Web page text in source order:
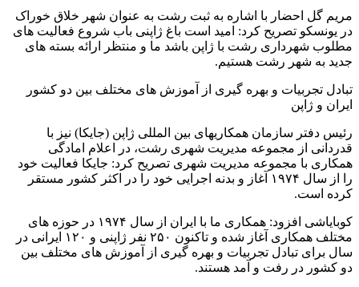
مریم گل احضار با اشاره به ثبت رشت به عنوان شهر خلاق خوراک
در یونسکو تصریح کرد: امید است باغ ژاپنی باب شروع فعالیت های
مطلوب شهرداری رشت با ژاپن باشد ما و منتظر ارائه بسته های
جدید به شهر رشت هستیم.
تبادل تجربیات و بهره گیری از آموزش های مختلف بین دو کشور
ایران و ژاپن
رئیس دفتر سازمان همکاریهای بین المللی ژاپن (جایکا) نیز با
قدردانی از مجموعه مدیریت شهری رشت، در اعلام امادگی
همکاری با مجموعه مدیریت شهری تصریح کرد: جایکا فعالیت خود
را از سال ۱۹۷۴ آغاز و بدنه اجرایی خود را در اکثر کشور مستقر
کرده است.
کوبایاشی افزود: همکاری ما با ایران از سال ۱۹۷۴ در حوزه های
مختلف همکاری آغاز شده و تاکنون ۲۵۰ نفر ژاپنی و ۱۲۰ ایرانی در
سال برای تبادل تجربیات و بهره گیری از آموزش های مختلف بین
دو کشور در رفت و آمد هستند.